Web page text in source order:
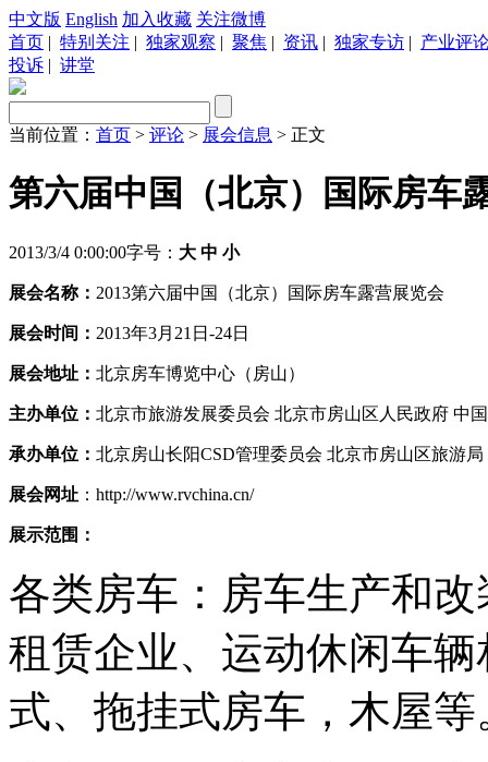
中文版 English 加入收藏 关注微博
首页 | 特别关注 | 独家观察 | 聚焦 | 资讯 | 独家专访 | 产业评
投诉 | 讲堂
当前位置： 首页 > 评论 > 展会信息 > 正文
第六届中国（北京）国际房车
2013/3/4 0:00:00字号： 大 中 小
展会名称： 2013第六届中国（北京）国际房车露营展览会
展会时间： 2013年3月21日-24日
展会地址： 北京房车博览中心（房山）
主办单位： 北京市旅游发展委员会 北京市房山区人民政府 中
承办单位： 北京房山长阳CSD管理委员会 北京市房山区旅游
展会网址 ：http://www.rvchina.cn/
展示范围：
各类房车：房车生产和
租赁企业、运动休闲车
式、拖挂式房车，木屋等